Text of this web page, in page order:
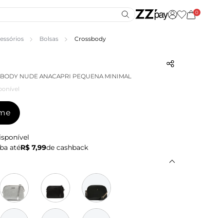
0
Bolsas Crossbody
NUDE ANACAPRI PEQUENA MINIMAL
atéR$ 7,99de cashback